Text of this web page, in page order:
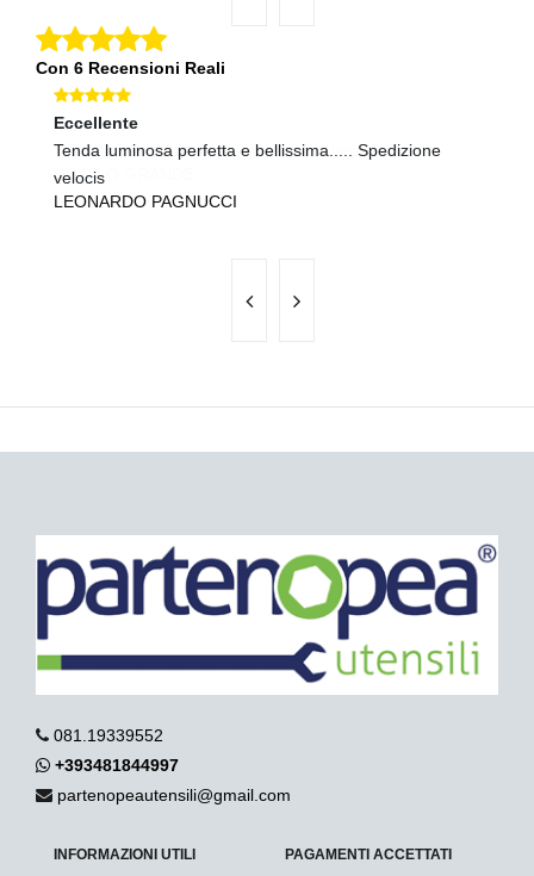
Con 6 Recensioni Reali
Eccellente
Tenda luminosa perfetta e bellissima..... Spedizione
velocis
LEONARDO PAGNUCCI
081.19339552
+393481844997
partenopeautensili@gmail.com
INFORMAZIONI UTILI PAGAMENTI ACCETTATI